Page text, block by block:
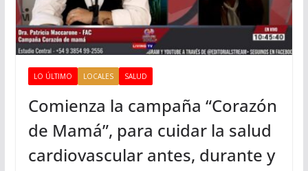
LO ÚLTIMO LOCALES SALUD
Comienza la campaña “Corazón
de Mamá”, para cuidar la salud
cardiovascular antes, durante y